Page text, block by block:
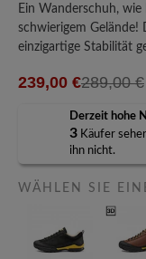
Ein Wanderschuh,
schwierigem
einzigartige Stabilität
239,00 €289,00 €
Derzeit hohe
3 Käufer
ihn nicht.
WÄHLEN SIE